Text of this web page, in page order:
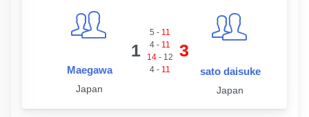
Maegawa
Japan
1
5 - 11
4- 11
14- 12
4- 11
3
sato daisuke
Japan